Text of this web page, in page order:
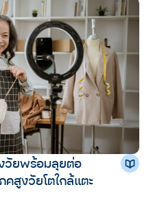
วัยพร้อมลุยต่อ
สูงวัยโตใกล้แตะ